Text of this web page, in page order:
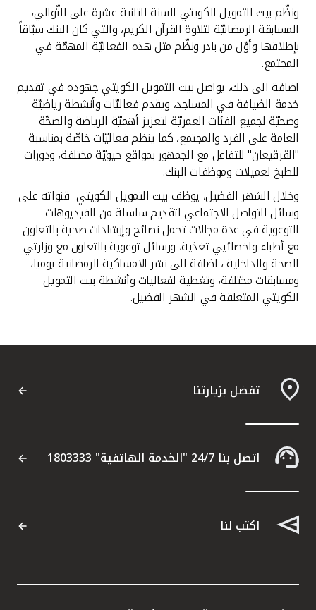
ونظّم بيت التمويل الكويتي للسنة الثانية عشرة على التّوالي،
المسابقة الرمضانيّة لتلاوة القرآن الكريم، والتي كان البنك سبّاقاً
بإطلاقها وأوّل من بادر ونظّم مثل هذه الفعاليّة المهمّة في
المجتمع.
اضافة الى ذلك، يواصل بيت التمويل الكويتي جهوده في تقديم
خدمة الضيافة في المساجد، ويقدم فعاليّات وأنشطة رياضيّة
وصحيّة لجميع الفئات العمريّة لتعزيز أهميّة الرياضة والصحّة
العامة على الفرد والمجتمع، كما ينظم فعاليّات خاصّة بمناسبة
"القرقيعان" للتفاعل مع الجمهور بمواقع حيويّة مختلفة، ودورات
للطبخ لعميلات وموظفات البنك.
وخلال الشهر الفضيل، يوظف بيت التمويل الكويتي قنواته على
وسائل التواصل الاجتماعي لتقديم سلسلة من الفيديوهات
التوعوية في عدة مجالات تحمل نصائح وإرشادات صحية بالتعاون
مع أطباء واخصائيي تغذية، ورسائل توعوية بالتعاون مع وزارتي
الصحة والداخلية ، اضافة الى نشر الامساكية الرمضانية يوميا،
ومسابقات مختلفة، وتغطية لفعاليات وأنشطة بيت التمويل
الكويتي المتعلقة في الشهر الفضيل.
تفضل بزيارتنا
اتصل بنا 24/7 "الخدمة الهاتفية" 1803333
اكتب لنا